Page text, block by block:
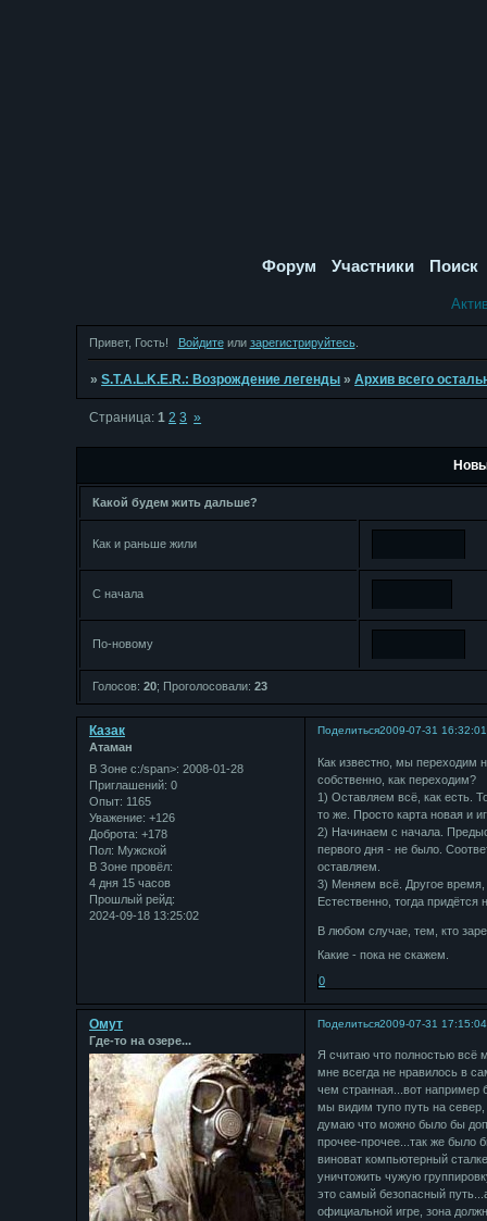
Форум Участники Поиск
Привет, Гость! Войдитеили зарегистрируйтесь.
»S.T.A.L.K.E.R.: Возрождение легенды »Архив всего
Страница:1 2 3 »
Какой будем жить дальше?
Как и раньше жили
С начала
По-новому
Голосов: 20; Проголосовали: 23
Поделиться2009-07-31 16:32:01
Казак
Атаман
В Зоне с:/span>: 2008-01-28
Приглашений: 0
Опыт: 1165
Уважение: +126
Доброта: +178
Пол: Мужской
В Зоне провёл:
4 дня 15 часов
Прошлый рейд:
2024-09-18 13:25:02
Как известно, мы переходим
собственно, как переходим?
1) Оставляем всё, как есть.
то же. Просто карта новая и
2) Начинаем с начала.
первого дня - не было.
оставляем.
3) Меняем всё. Другое время,
Естественно, тогда
В любом случае, тем, кто
Какие - пока не скажем.
0
Поделиться2009-07-31 17:15:04
Омут
Где-то на озере...
Я считаю что полностью всё
мне всегда не нравилось в
чем странная...вот например
мы видим тупо путь на север,
думаю что можно было бы
прочее-прочее...так же было
виноват компьютерный
уничтожить чужую
это самый безопасный
официальной игре, зона